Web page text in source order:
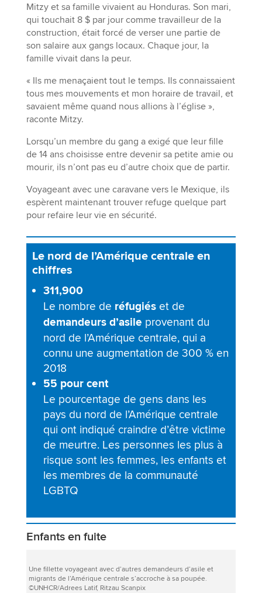
Mitzy et sa famille vivaient au Honduras. Son mari,
qui touchait 8 $ par jour comme travailleur de la
construction, était forcé de verser une partie de
son salaire aux gangs locaux. Chaque jour, la
famille vivait dans la peur.
« Ils me menaçaient tout le temps. Ils connaissaient
tous mes mouvements et mon horaire de travail, et
savaient même quand nous allions à l’église »,
raconte Mitzy.
Lorsqu’un membre du gang a exigé que leur fille
de 14 ans choisisse entre devenir sa petite amie ou
mourir, ils n’ont pas eu d’autre choix que de partir.
Voyageant avec une caravane vers le Mexique, ils
espèrent maintenant trouver refuge quelque part
pour refaire leur vie en sécurité.
Le nord de l’Amérique centrale en
chiffres
311,900
Le nombre de réfugiéset de
demandeurs d’asile provenant du
nord de l’Amérique centrale, qui a
connu une augmentation de 300 % en
2018
55 pour cent
Le pourcentage de gens dans les
pays du nord de l’Amérique centrale
qui ont indiqué craindre d’être victime
de meurtre. Les personnes les plus à
risque sont les femmes, les enfants et
les membres de la communauté
LGBTQ
Enfants en fuite
Une fillette voyageant avec d’autres demandeurs d’asile et
migrants de l’Amérique centrale s’accroche à sa poupée.
©UNHCR/Adrees Latif, Ritzau Scanpix